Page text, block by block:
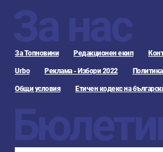
За нас
За Топновини Редакционен екип
Urbo Реклама - Избори 2022
Общи условия Етичен кодекс на